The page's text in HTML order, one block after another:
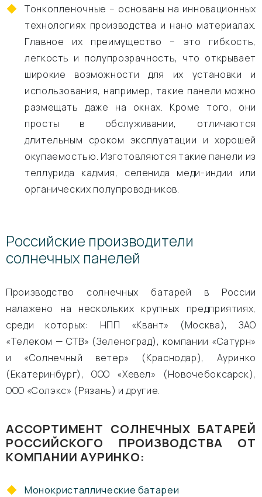
Тонкопленочные – основаны на инновационных
технологиях производства и нано материалах.
Главное их преимущество – это гибкость,
легкость и полупрозрачность, что открывает
широкие возможности для их установки и
использования, например, такие панели можно
размещать даже на окнах. Кроме того, они
просты в обслуживании, отличаются
длительным сроком эксплуатации и хорошей
окупаемостью. Изготовляются такие панели из
теллурида кадмия, селенида меди-индии или
органических полупроводников.
Российские производители
солнечных панелей
Производство солнечных батарей в России
налажено на нескольких крупных предприятиях,
среди которых: НПП «Квант» (Москва), ЗАО
«Телеком — СТВ» (Зеленоград), компании «Сатурн»
и «Солнечный ветер» (Краснодар), Ауринко
(Екатеринбург), ООО «Хевел» (Новочебоксарск),
ООО «Солэкс» (Рязань) и другие.
АССОРТИМЕНТ СОЛНЕЧНЫХ БАТАРЕЙ
РОССИЙСКОГО ПРОИЗВОДСТВА ОТ
КОМПАНИИ АУРИНКО:
Монокристаллические батареи